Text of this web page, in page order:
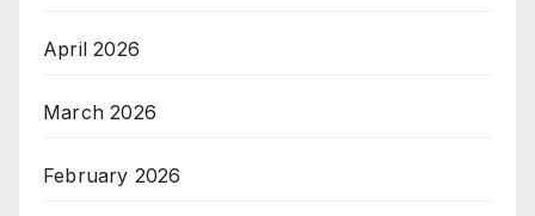
April 2026
March 2026
February 2026